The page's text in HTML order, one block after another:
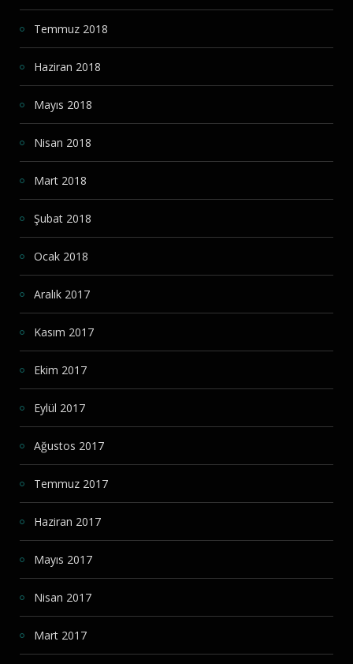
Temmuz 2018
Haziran 2018
Mayıs 2018
Nisan 2018
Mart 2018
Şubat 2018
Ocak 2018
Aralık 2017
Kasım 2017
Ekim 2017
Eylül 2017
Ağustos 2017
Temmuz 2017
Haziran 2017
Mayıs 2017
Nisan 2017
Mart 2017